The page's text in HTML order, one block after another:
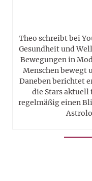
Theo schreibt bei
Gesundheit und
Bewegungen in
Menschen bewegt
Daneben berichtet
die Stars
regelmäßig einen